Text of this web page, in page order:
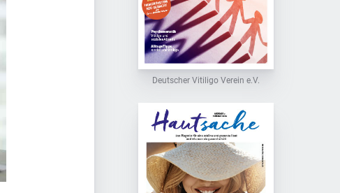
Deutscher Vitiligo Verein e.V.